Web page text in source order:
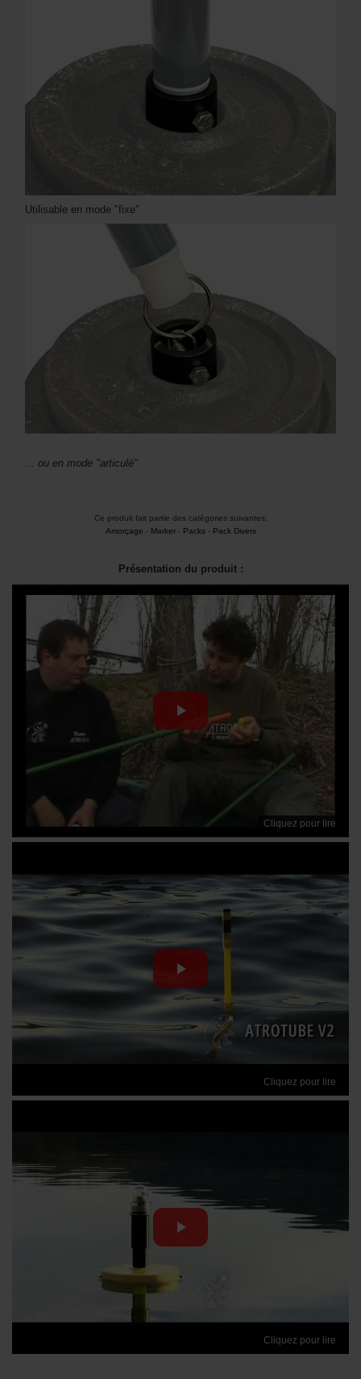
Utilisable en mode "fixe"
... ou en mode "articulé"
Ce produit fait partie des catégories suivantes:
Amorçage - Marker- Packs- Pack Divers
Présentation du produit :
Cliquez pour lire
Cliquez pour lire
Cliquez pour lire